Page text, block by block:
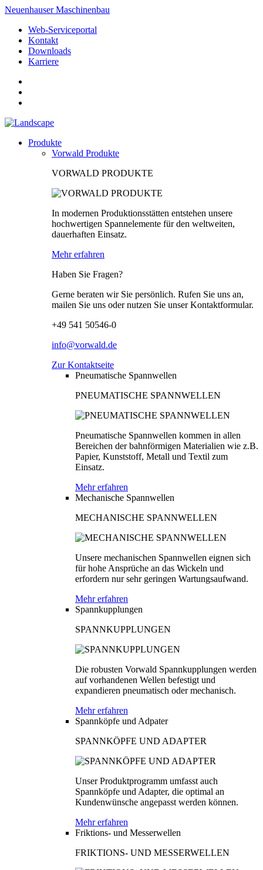
Neuenhauser Maschinenbau
Web-Serviceportal
Kontakt
Downloads
Karriere
Produkte
Vorwald Produkte
VORWALD PRODUKTE
In modernen Produktionsstätten entstehen unsere
hochwertigen Spannelemente für den weltweiten,
dauerhaften Einsatz.
Mehr erfahren
Haben Sie Fragen?
Gerne beraten wir Sie persönlich. Rufen Sie uns an,
mailen Sie uns oder nutzen Sie unser Kontaktformular.
+49 541 50546-0
info@vorwald.de
Zur Kontaktseite
Pneumatische Spannwellen
PNEUMATISCHE SPANNWELLEN
Pneumatische Spannwellen kommen in allen
Bereichen der bahnförmigen Materialien wie z.B.
Papier, Kunststoff, Metall und Textil zum
Einsatz.
Mehr erfahren
Mechanische Spannwellen
MECHANISCHE SPANNWELLEN
Unsere mechanischen Spannwellen eignen sich
für hohe Ansprüche an das Wickeln und
erfordern nur sehr geringen Wartungsaufwand.
Mehr erfahren
Spannkupplungen
SPANNKUPPLUNGEN
Die robusten Vorwald Spannkupplungen werden
auf vorhandenen Wellen befestigt und
expandieren pneumatisch oder mechanisch.
Mehr erfahren
Spannköpfe und Adpater
SPANNKÖPFE UND ADAPTER
Unser Produktprogramm umfasst auch
Spannköpfe und Adapter, die optimal an
Kundenwünsche angepasst werden können.
Mehr erfahren
Friktions- und Messerwellen
FRIKTIONS- UND MESSERWELLEN